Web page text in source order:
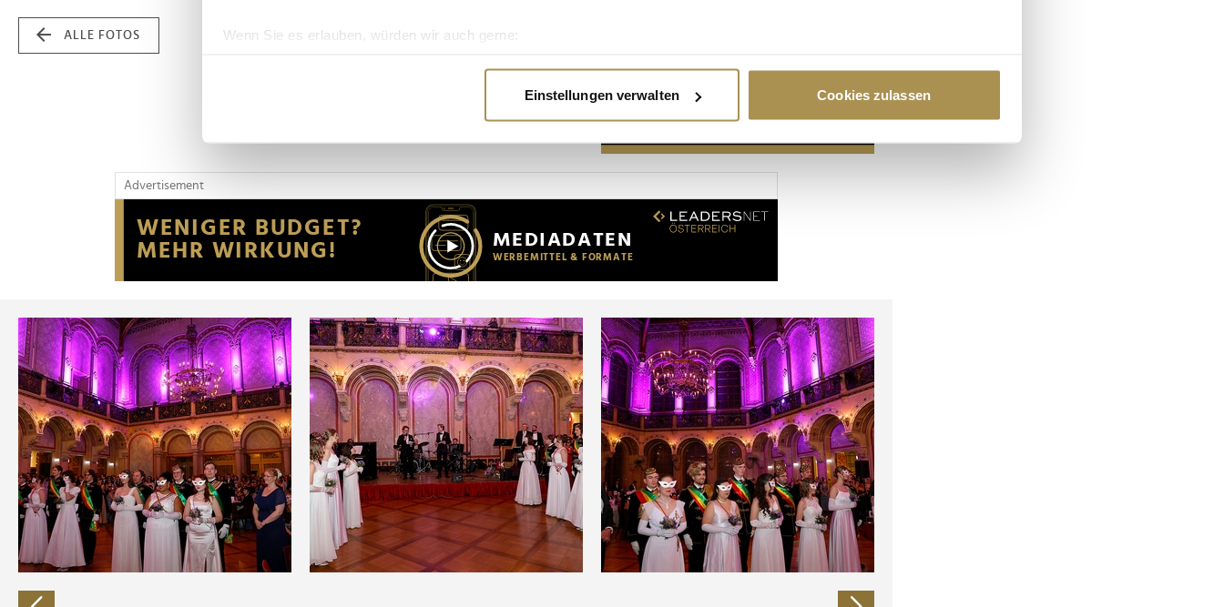
Wenn Sie es erlauben, würden wir auch gerne:
Erfahren Sie mehr darüber, wie Ihre persönlichen Daten verarbeitet werden, und legen Sie Ihre Präferenzen im
Wir verwenden Cookies, um Inhalte und Anzeigen zu personalisieren, Funktionen für soziale Medien anbieten zu können
Website an unsere Partner für soziale Medien, Werbung und Analysen weiter. Unsere Partner führen diese Informationen
möglicherweise mit weiteren Daten zusammen, die Sie ihnen bereitgestellt haben oder die sie im Rahmen Ihrer Nutzung
der Dienste gesammelt haben.
Einstellungen verwalten Cookies zulassen
ALLE FOTOS
Advertisement